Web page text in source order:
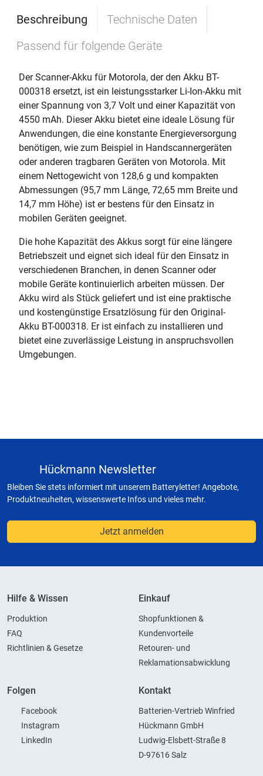
Beschreibung
Technische Daten
Passend für folgende Geräte
Der Scanner-Akku für Motorola, der den Akku BT-
000318 ersetzt, ist ein leistungsstarker Li-Ion-Akku mit
einer Spannung von 3,7 Volt und einer Kapazität von
4550 mAh. Dieser Akku bietet eine ideale Lösung für
Anwendungen, die eine konstante Energieversorgung
benötigen, wie zum Beispiel in Handscannergeräten
oder anderen tragbaren Geräten von Motorola. Mit
einem Nettogewicht von 128,6 g und kompakten
Abmessungen (95,7 mm Länge, 72,65 mm Breite und
14,7 mm Höhe) ist er bestens für den Einsatz in
mobilen Geräten geeignet.
Die hohe Kapazität des Akkus sorgt für eine längere
Betriebszeit und eignet sich ideal für den Einsatz in
verschiedenen Branchen, in denen Scanner oder
mobile Geräte kontinuierlich arbeiten müssen. Der
Akku wird als Stück geliefert und ist eine praktische
und kostengünstige Ersatzlösung für den Original-
Akku BT-000318. Er ist einfach zu installieren und
bietet eine zuverlässige Leistung in anspruchsvollen
Umgebungen.
Hückmann Newsletter
Bleiben Sie stets informiert mit unserem Batteryletter! Angebote,
Produktneuheiten, wissenswerte Infos und vieles mehr.
Jetzt anmelden
Hilfe & Wissen
Produktion
FAQ
Richtlinien & Gesetze
Einkauf
Shopfunktionen &
Kundenvorteile
Retouren- und
Reklamationsabwicklung
Folgen
Facebook
Instagram
LinkedIn
Kontakt
Batterien-Vertrieb Winfried
Hückmann GmbH
Ludwig-Elsbett-Straße 8
D-97616 Salz